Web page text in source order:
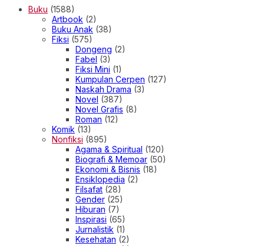
Buku (1588)
Artbook (2)
Buku Anak (38)
Fiksi (575)
Dongeng (2)
Fabel (3)
Fiksi Mini (1)
Kumpulan Cerpen (127)
Naskah Drama (3)
Novel (387)
Novel Grafis (8)
Roman (12)
Komik (13)
Nonfiksi (895)
Agama & Spiritual (120)
Biografi & Memoar (50)
Ekonomi & Bisnis (18)
Ensiklopedia (2)
Filsafat (28)
Gender (25)
Hiburan (7)
Inspirasi (65)
Jurnalistik (1)
Kesehatan (2)